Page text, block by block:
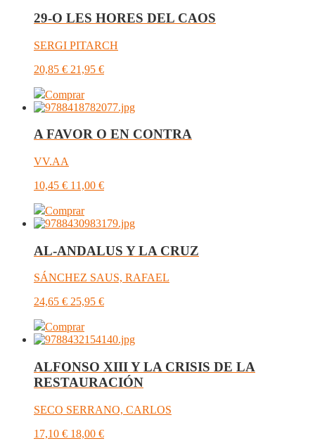
29-O LES HORES DEL CAOS
SERGI PITARCH
20,85 € 21,95 €
Comprar
A FAVOR O EN CONTRA
VV.AA
10,45 € 11,00 €
Comprar
AL-ANDALUS Y LA CRUZ
SÁNCHEZ SAUS, RAFAEL
24,65 € 25,95 €
Comprar
ALFONSO XIII Y LA CRISIS DE LA
RESTAURACIÓN
SECO SERRANO, CARLOS
17,10 € 18,00 €